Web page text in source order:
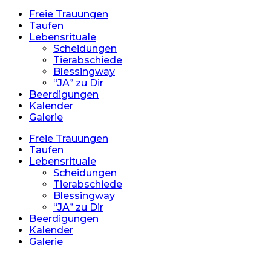
Freie Trauungen
Taufen
Lebensrituale
Scheidungen
Tierabschiede
Blessingway
“JA” zu Dir
Beerdigungen
Kalender
Galerie
Freie Trauungen
Taufen
Lebensrituale
Scheidungen
Tierabschiede
Blessingway
“JA” zu Dir
Beerdigungen
Kalender
Galerie